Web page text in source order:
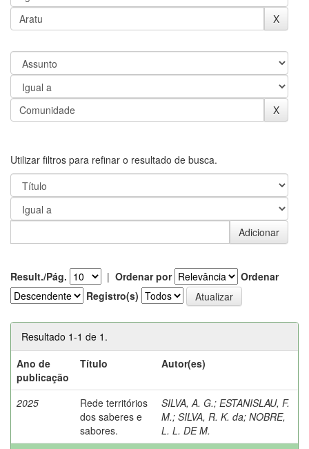
Utilizar filtros para refinar o resultado de busca.
Result./Pág. | Ordenar por
Ordenar
Registro(s)
Resultado 1-1 de 1.
Ano de
publicação
Título Autor(es)
2025
Rede territórios
dos saberes e
sabores.
SILVA, A. G.; ESTANISLAU, F.
M.; SILVA, R. K. da; NOBRE,
L. L. DE M.